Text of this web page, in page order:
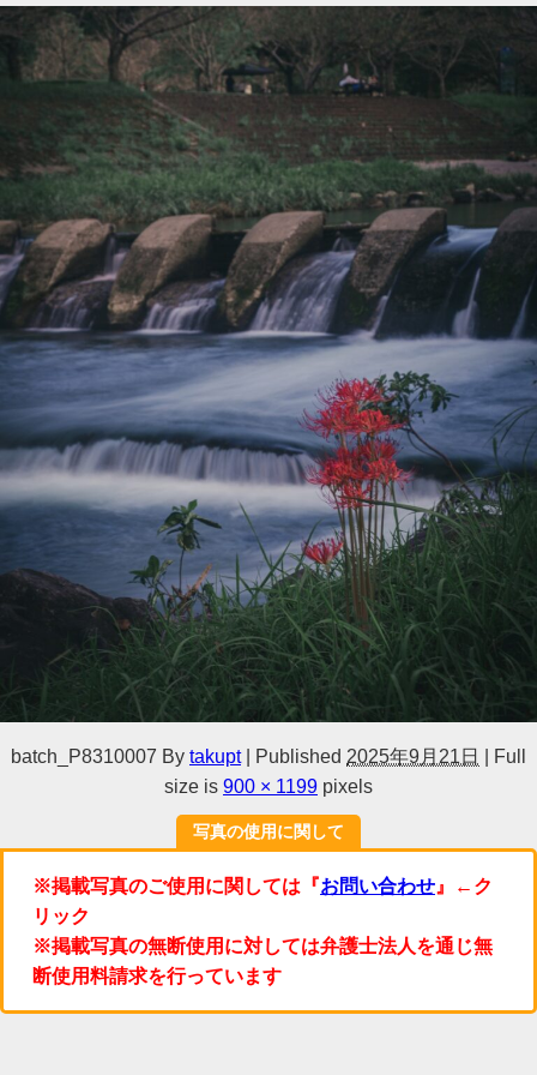
batch_P8310007 By takupt Published 2025年9月21日
Full
size is 900 × 1199 pixels
写真の使用に関して
※掲載写真のご使用に関しては『お問い合わせ 』←ク
リック
※掲載写真の無断使用に対しては弁護士法人を通じ無
断使用料請求を行っています